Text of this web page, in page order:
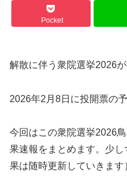
Pocket
解散に伴う衆院選挙2026
2026年2月8日に投開票の予
今回はこの衆院選挙2026
果速報をまとめます。少
果は随時更新していきます